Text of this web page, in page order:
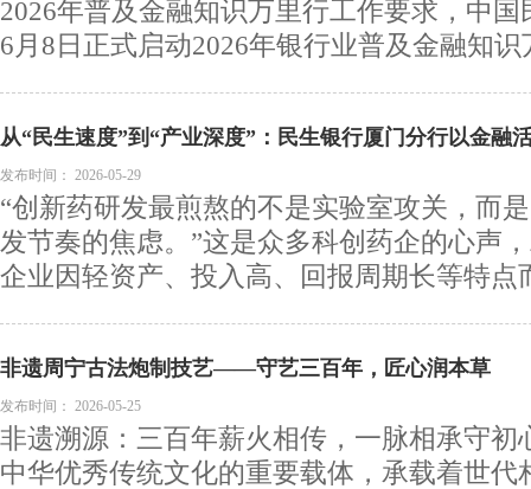
2026年普及金融知识万里行工作要求，中
6月8日正式启动2026年银行业普及金融知识
从“民生速度”到“产业深度”：民生银行厦门分行以金融
发布时间： 2026-05-29
“创新药研发最煎熬的不是实验室攻关，而
发节奏的焦虑。”这是众多科创药企的心声
企业因轻资产、投入高、回报周期长等特点
非遗周宁古法炮制技艺——守艺三百年，匠心润本草
发布时间： 2026-05-25
非遗溯源：三百年薪火相传，一脉相承守初
中华优秀传统文化的重要载体，承载着世代